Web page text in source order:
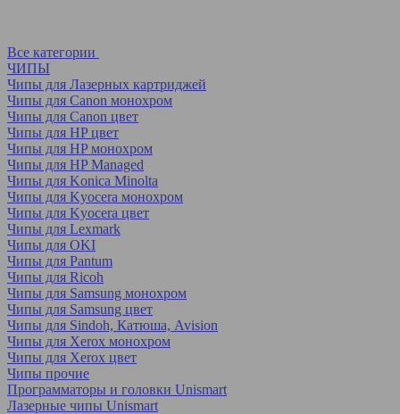
Все категории
ЧИПЫ
Чипы для Лазерных картриджей
Чипы для Canon монохром
Чипы для Canon цвет
Чипы для HP цвет
Чипы для HP монохром
Чипы для HP Managed
Чипы для Konica Minolta
Чипы для Kyocera монохром
Чипы для Kyocera цвет
Чипы для Lexmark
Чипы для OKI
Чипы для Pantum
Чипы для Ricoh
Чипы для Samsung монохром
Чипы для Samsung цвет
Чипы для Sindoh, Катюша, Avision
Чипы для Xerox монохром
Чипы для Xerox цвет
Чипы прочие
Программаторы и головки Unismart
Лазерные чипы Unismart